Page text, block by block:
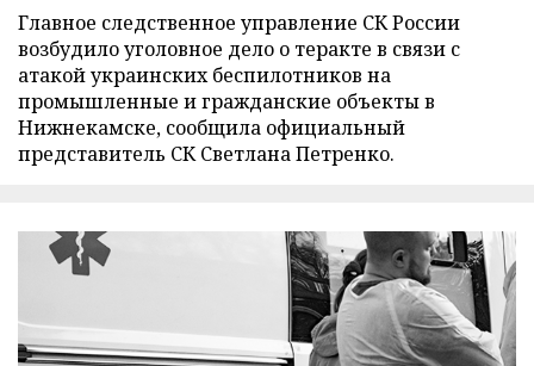
Главное следственное управление СК России
возбудило уголовное дело о теракте в связи с
атакой украинских беспилотников на
промышленные и гражданские объекты в
Нижнекамске, сообщила официальный
представитель СК Светлана Петренко.